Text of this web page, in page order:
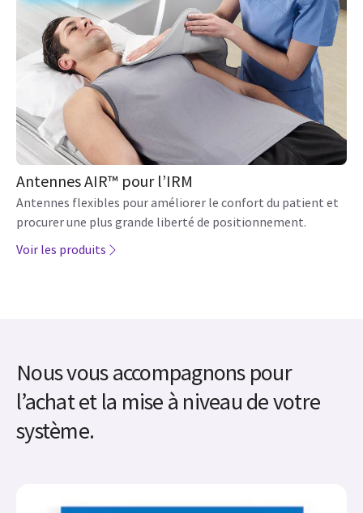
Antennes AIR™ pour l’IRM
Antennes flexibles pour améliorer le confort du patient et
procurer une plus grande liberté de positionnement.
Voir les produits
Nous vous accompagnons pour
l’achat et la mise à niveau de votre
système.